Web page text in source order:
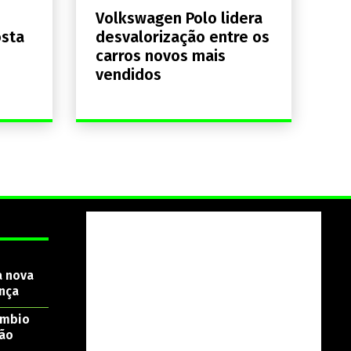
Volkswagen Polo lidera
desvalorização entre os
carros novos mais
vendidos
nova